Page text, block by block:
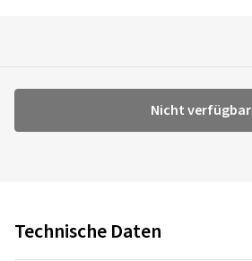
Nicht verfügbar
Technische Daten